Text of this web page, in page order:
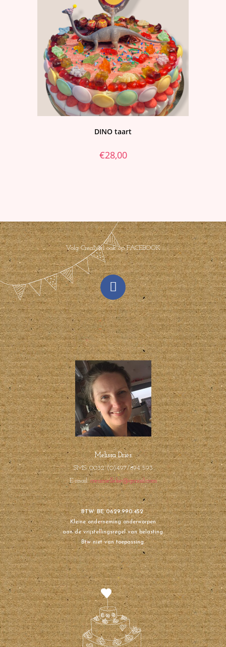
DINO taart
€28,00
Volg CreaMel ook op FACEBOOK
Melissa Dries
SMS: 0032 (0)497/894 593
E-mail:creamelleke@gmail.com
BTW: BE 0629.990.452
Kleine onderneming onderworpen
aan de vrijstellingsregel van belasting.
Btw niet van toepassing.